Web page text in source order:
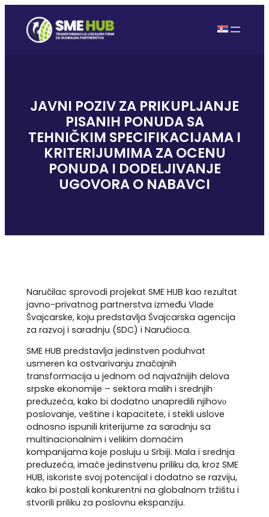
JAVNI POZIV ZA PRIKUPLJANJE
PISANIH PONUDA SA
TEHNIČKIM SPECIFIKACIJAMA I
KRITERIJUMIMA ZA OCENU
PONUDA I DODELJIVANJE
UGOVORA O NABAVCI
Naručilac sprovodi projekat SME HUB kao rezultat
javno-privatnog partnerstva između Vlade
Švajcarske, koju predstavlja Švajcarska agencija
za razvoj i saradnju (SDC) i Naručioca.
SME HUB predstavlja jedinstven poduhvat
usmeren ka ostvarivanju značajnih
transformacija u jednom od najvažnijih delova
srpske ekonomije – sektora malih i srednjih
preduzeća, kako bi dodatno unapredili njihovо
poslovanje, veštine i kapacitete, i stekli uslove
odnosno ispunili kriterijume za saradnju sa
multinacionalnim i velikim domaćim
kompanijama koje posluju u Srbiji. Mala i srednja
preduzeća, imaće jedinstvenu priliku da, kroz SME
HUB, iskoriste svoj potencijal i dodatno se razviju,
kako bi postali konkurentni na globalnom tržištu i
stvorili priliku za poslovnu ekspanziju.